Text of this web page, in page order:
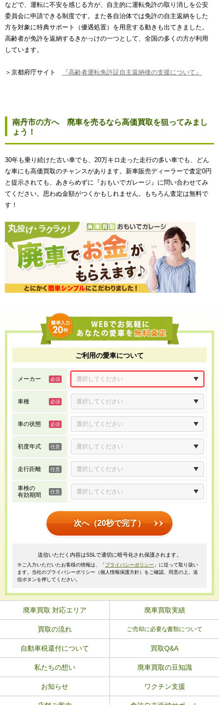
などで、運転に不安を感じる方が、自主的に運転免許の取り消しを公安
委員会に申請できる制度です。また各自治体では免許の自主返納をした
方を対象に特典サポート（優遇処置）を用意する動きも出てきました。
高齢者が免許を返納するきかっけの一つとして、全国の多くの方が利用
しています。
＞京都府庁サイト 『高齢者運転免許証自主返納後の支援について』
南丹市の方へ 廃車を売るなら高価買取を狙ってみまし
ょう！
30年も乗り続けた古い車でも、20万キロ走った走行の多い車でも、どん
な車にも高価買取のチャンスがあります。新車販売ディーラーで査定0円
と提示されても、あきらめずに『おもいでガレージ』に問い合わせてみ
てください。思わぬ金額がつくかもしれません。もちろん査定は無料で
す！
ご利用の愛車について
メーカー
車種
車の状態
初度年式
走行距離
車検の
有効期間
次へ（20秒で完了）
送信いただく内容はSSLで適切に暗号化され保護されます。
※ご入力いただいたお客様の情報は、「プライバシーポリシー 」に従って取り扱い
ます。当社のプライバシーポリシー（個人情報保護方針）をご確認、同意の上、送
信ボタンを押してください。
廃車買取 対応エリア 廃車買取実績
買取の流れ ご売却に必要な書類について
自動車税還付について 買取Q&A
私たちの想い 廃車買取の豆知識
お知らせ ワクチン支援